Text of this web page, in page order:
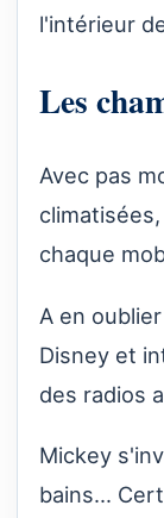
l'intérieur
Les
Avec pas
chaque
A en
Disney et
des radios
Mickey
bains...